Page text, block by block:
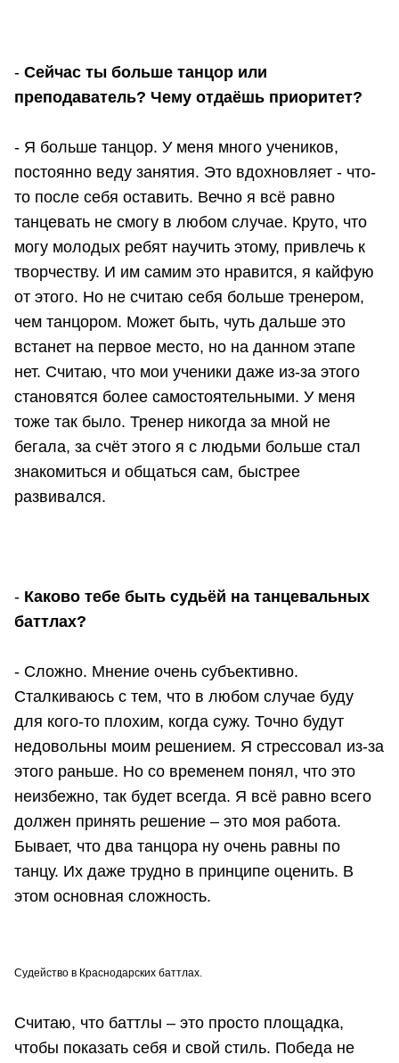
- Сейчас ты больше танцор или
преподаватель? Чему отдаёшь приоритет?
- Я больше танцор. У меня много учеников,
постоянно веду занятия. Это вдохновляет - что-
то после себя оставить. Вечно я всё равно
танцевать не смогу в любом случае. Круто, что
могу молодых ребят научить этому, привлечь к
творчеству. И им самим это нравится, я кайфую
от этого. Но не считаю себя больше тренером,
чем танцором. Может быть, чуть дальше это
встанет на первое место, но на данном этапе
нет. Считаю, что мои ученики даже из-за этого
становятся более самостоятельными. У меня
тоже так было. Тренер никогда за мной не
бегала, за счёт этого я с людьми больше стал
знакомиться и общаться сам, быстрее
развивался.
- Каково тебе быть судьёй на танцевальных
баттлах?
- Сложно. Мнение очень субъективно.
Сталкиваюсь с тем, что в любом случае буду
для кого-то плохим, когда сужу. Точно будут
недовольны моим решением. Я стрессовал из-за
этого раньше. Но со временем понял, что это
неизбежно, так будет всегда. Я всё равно всего
должен принять решение – это моя работа.
Бывает, что два танцора ну очень равны по
танцу. Их даже трудно в принципе оценить. В
этом основная сложность.
Судейство в Краснодарских баттлах.
Считаю, что баттлы – это просто площадка,
чтобы показать себя и свой стиль. Победа не